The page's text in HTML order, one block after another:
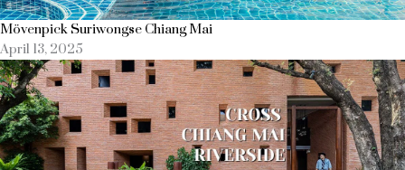
Mövenpick Suriwongse Chiang Mai
April 13, 2025